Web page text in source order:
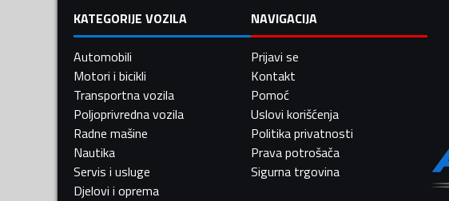
KATEGORIJE VOZILA
Automobili
Motori i bicikli
Transportna vozila
Poljoprivredna vozila
Radne mašine
Nautika
Servis i usluge
Djelovi i oprema
NAVIGACIJA
Prijavi se
Kontakt
Pomoć
Uslovi korišćenja
Politika privatnosti
Prava potrošača
Sigurna trgovina